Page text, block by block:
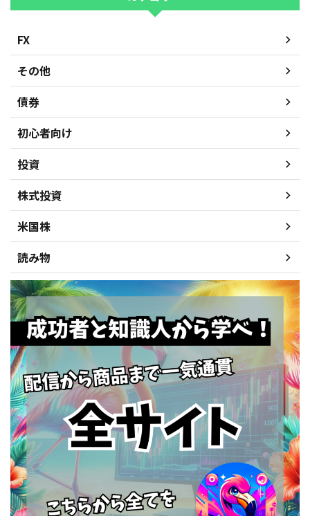
FX
その他
債券
初心者向け
投資
株式投資
米国株
読み物